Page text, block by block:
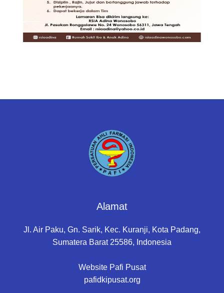
WONOSOBO
SYARAT DAN KETENTUAN LIHAT
BROSUR
Alamat
Jl. Air Paku, Gn. Sarik, Kec. Kuranji, Kota Padang,
Sumatera Barat 25586, Indonesia
Website Pafi Pusat
pafidkipusat.org